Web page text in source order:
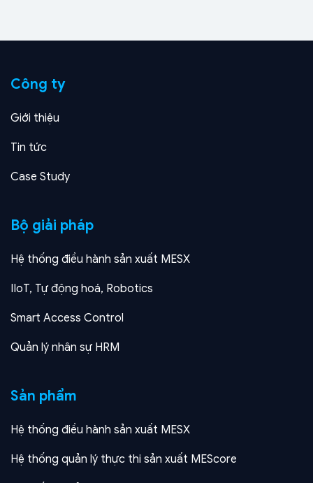
Công ty
Giới thiệu
Tin tức
Case Study
Bộ giải pháp
Hệ thống điều hành sản xuất MESX
IIoT, Tự động hoá, Robotics
Smart Access Control
Quản lý nhân sự HRM
Sản phẩm
Hệ thống điều hành sản xuất MESX
Hệ thống quản lý thực thi sản xuất MEScore